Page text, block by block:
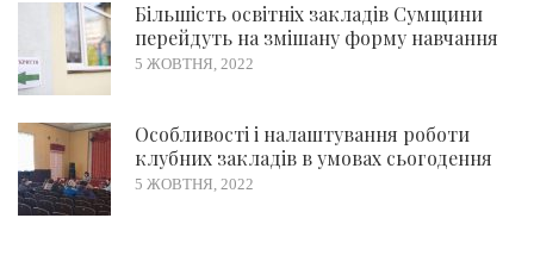
Більшість освітніх закладів Сумщини
перейдуть на змішану форму навчання
5 ЖОВТНЯ, 2022
Особливості і налаштування роботи
клубних закладів в умовах сьогодення
5 ЖОВТНЯ, 2022